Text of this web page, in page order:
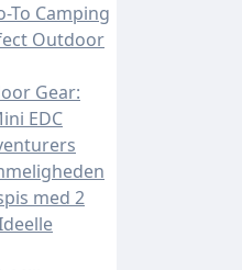
To Camping
Outdoor
Gear:
EDC
med 2